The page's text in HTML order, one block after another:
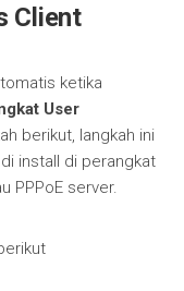
Client
ketika
User
berikut, langkah ini
install di perangkat
PPPoE server.